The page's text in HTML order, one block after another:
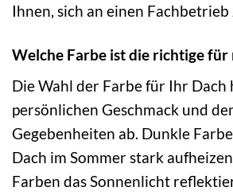
Ihnen, sich an einen Fachbetrieb
Welche Farbe ist die richtige für
Die Wahl der Farbe für Ihr Dach
persönlichen Geschmack und
Gegebenheiten ab. Dunkle
Dach im Sommer stark
Farben das Sonnenlicht